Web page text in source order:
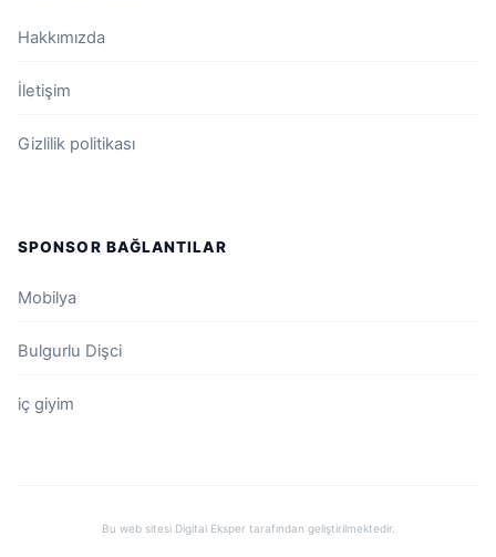
Hakkımızda
İletişim
Gizlilik politikası
SPONSOR BAĞLANTILAR
Mobilya
Bulgurlu Dişci
iç giyim
Bu web sitesi Digital Eksper tarafından geliştirilmektedir.